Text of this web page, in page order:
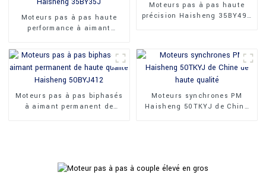
Moteurs pas à pas haute
performance à aimant
35BY35J
Moteurs pas à pas haute
précision Haisheng 35BY49J
Moteurs pas à pas biphasés
à aimant permanent de
Moteurs synchrones PM
Haisheng 50TKYJ de Chine